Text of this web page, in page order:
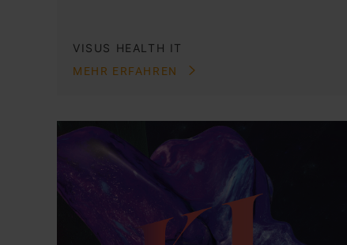
VISUS HEALTH IT
MEHR ERFAHREN